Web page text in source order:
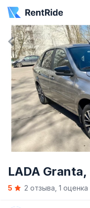
ItemLADA Granta,
5 2 отзыва, 1 оценка